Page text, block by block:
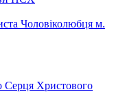
Чоловіколюбця м.
Серця Христового